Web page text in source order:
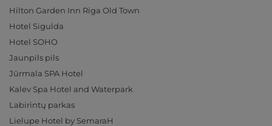
Hilton Garden Inn Riga Old Town
Hotel Sigulda
Hotel SOHO
Jaunpils pils
Jūrmala SPA Hotel
Kalev Spa Hotel and Waterpark
Labirintų parkas
Lielupe Hotel by SemaraH